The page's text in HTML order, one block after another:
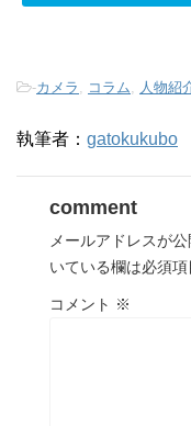
-カメラ コラム 人物紹
執筆者： gatokukubo
comment
メールアドレスが
いている欄は必須項
コメント ※